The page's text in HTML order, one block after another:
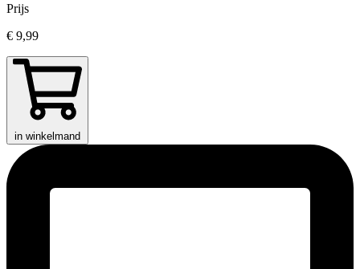
Prijs
€ 9,99
in winkelmand